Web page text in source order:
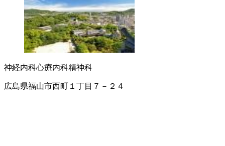
神経内科心療内科精神科
広島県福山市西町１丁目７－２４